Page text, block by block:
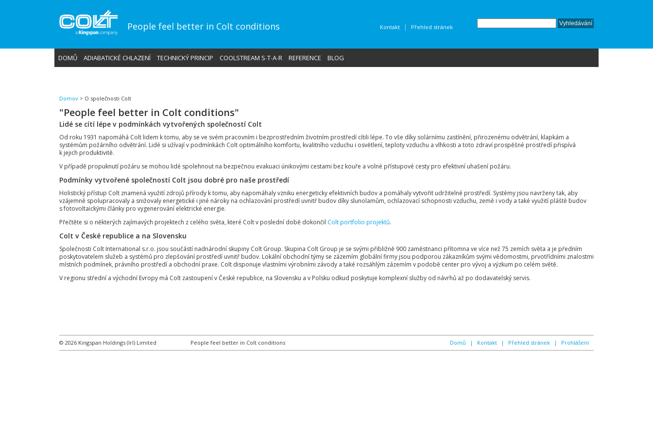
People feel better in Colt conditions Kontakt Přehled stránek
DOMŮ ADIABATICKÉ CHLAZENÍ TECHNICKÝ PRINCIP COOLSTREAM S∙T∙A∙R REFERENCE BLOG
Domov > O společnosti Colt
"People feel better in Colt conditions"
Lidé se cítí lépe v podmínkách vytvořených společností Colt
Od roku 1931 napomáhá Colt lidem k tomu, aby se ve svém pracovním i bezprostředním životním prostředí cítili lépe. To vše díky solárnímu zastínění, přirozenému odvětrání, klapkám a
systémům požárního odvětrání. Lidé si užívají v podmínkách Colt optimálního komfortu, kvalitního vzduchu i osvětlení, teploty vzduchu a vlhkosti a toto zdraví prospěšné prostředí přispívá
k jejich produktivitě.
V případě propuknutí požáru se mohou lidé spolehnout na bezpečnou evakuaci únikovými cestami bez kouře a volné přístupové cesty pro efektivní uhašení požáru.
Podmínky vytvořené společností Colt jsou dobré pro naše prostředí
Holistický přístup Colt znamená využití zdrojů přírody k tomu, aby napomáhaly vzniku energeticky efektivních budov a pomáhaly vytvořit udržitelné prostředí. Systémy jsou navrženy tak, aby
vzájemně spolupracovaly a snižovaly energetické i jiné nároky na ochlazování prostředí uvnitř budov díky slunolamům, ochlazovací schopnosti vzduchu, země i vody a také využití pláště budov
s fotovoltaickými články pro vygenerování elektrické energie.
Přečtěte si o některých zajímavých projektech z celého světa, které Colt v poslední době dokončil Colt portfolio projektů.
Colt v České republice a na Slovensku
Společnosti Colt International s.r.o. jsou součástí nadnárodní skupiny Colt Group. Skupina Colt Group je se svými přibližně 900 zaměstnanci přítomna ve více než 75 zemích světa a je předním
poskytovatelem služeb a systémů pro zlepšování prostředí uvnitř budov. Lokální obchodní týmy se zázemím globální firmy jsou podporou zákazníkům svými vědomostmi, prvotřídními znalostmi
místních podmínek, právního prostředí a obchodní praxe. Colt disponuje vlastními výrobními závody a také rozsáhlým zázemím v podobě center pro vývoj a výzkum po celém světě.
V regionu střední a východní Evropy má Colt zastoupení v České republice, na Slovensku a v Polsku odkud poskytuje komplexní služby od návrhů až po dodavatelský servis.
© 2026 Kingspan Holdings (Irl) Limited People feel better in Colt conditions Domů Kontakt Přehled stránek Prohlášení